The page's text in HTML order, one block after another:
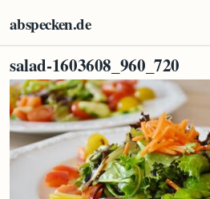
abspecken.de
salad-1603608_960_720